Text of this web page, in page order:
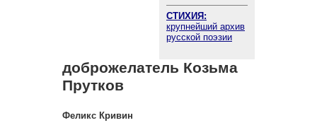
СТИХИЯ:
крупнейший архив
русской поэзии
доброжелатель Козьма
Прутков
Феликс Кривин